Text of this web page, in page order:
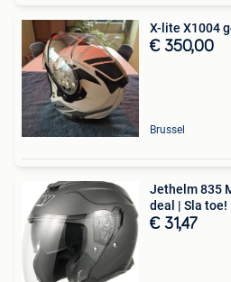
X-lite X1004
€ 350,00
Brussel
Jethelm 835
deal | Sla toe!
€ 31,47